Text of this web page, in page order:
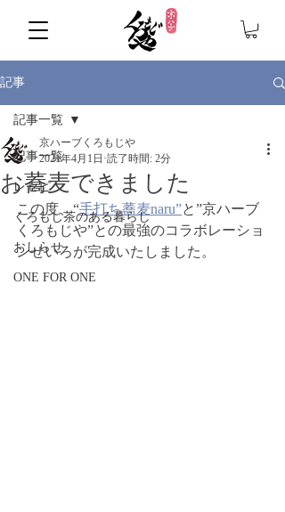
記事
記事一覧
レセピ
くろもじ茶のある暮らし
おしらせ
ONE FOR ONE
記事一覧
お蕎麦できました
京ハーブくろもじや
2021年4月1日 読了時間: 2分
この度、“手打ち蕎麦naru”と”京ハーブ
くろもじや”との最強のコラボレーショ
ンせいろが完成いたしました。